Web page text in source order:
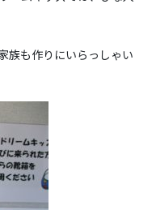
族も作りにいらっしゃい